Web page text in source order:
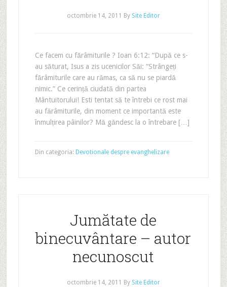
octombrie 14, 2011 By Site Editor
Ce facem cu fărâmiturile ? Ioan 6:12: “După ce s-
au săturat, Isus a zis ucenicilor Săi: “Strângeți
fărâmiturile care au rămas, ca să nu se piardă
nimic.” Ce cerință ciudată din partea
Mântuitorului! Esti tentat să te întrebi ce rost mai
au fărâmiturile, din moment ce importantă este
înmulțirea pâinilor? Mă găndesc la o întrebare […]
Din categoria: Devotionale despre evanghelizare
Jumătate de
binecuvântare – autor
necunoscut
octombrie 14, 2011 By Site Editor